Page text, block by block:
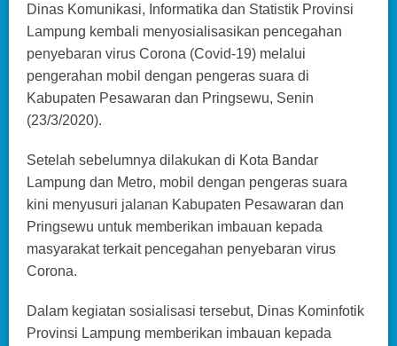
Dinas Komunikasi, Informatika dan Statistik Provinsi
Lampung kembali menyosialisasikan pencegahan
penyebaran virus Corona (Covid-19) melalui
pengerahan mobil dengan pengeras suara di
Kabupaten Pesawaran dan Pringsewu, Senin
(23/3/2020).
Setelah sebelumnya dilakukan di Kota Bandar
Lampung dan Metro, mobil dengan pengeras suara
kini menyusuri jalanan Kabupaten Pesawaran dan
Pringsewu untuk memberikan imbauan kepada
masyarakat terkait pencegahan penyebaran virus
Corona.
Dalam kegiatan sosialisasi tersebut, Dinas Kominfotik
Provinsi Lampung memberikan imbauan kepada